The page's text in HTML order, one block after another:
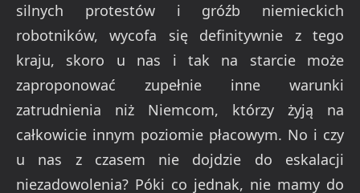
silnych protestów i gróźb niemieckich
robotników, wycofa się definitywnie z tego
kraju, skoro u nas i tak na starcie może
zaproponować zupełnie inne warunki
zatrudnienia niż Niemcom, którzy żyją na
całkowicie innym poziomie płacowym. No i czy
u nas z czasem nie dojdzie do eskalacji
niezadowolenia? Póki co jednak, nie mamy do